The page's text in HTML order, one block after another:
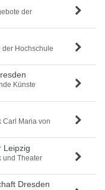
der
der Hochschule
Künste
Carl Maria von
Leipzig
und Theater
Dresden